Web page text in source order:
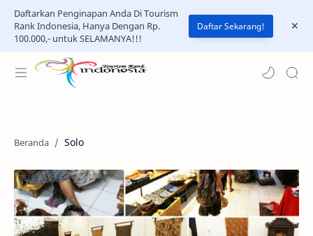
Daftarkan Penginapan Anda Di Tourism
Rank Indonesia, Hanya Dengan Rp.
100.000,- untuk SELAMANYA!!!
Daftar Sekarang!
Solo